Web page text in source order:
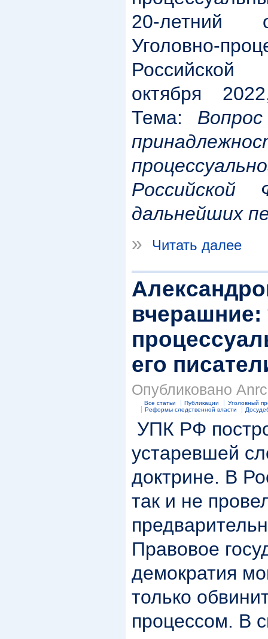
20-летний
Уголовно-
октября
Тема:
дальнейших
»
Читать далее
вчерашние:
его
Опубликовано
Все статьи Публикации
Уголовный
Реформы следственной власти
УПК РФ
устаревшей
доктрине. В
так и не
Правовое
демократия
только
процессом. В